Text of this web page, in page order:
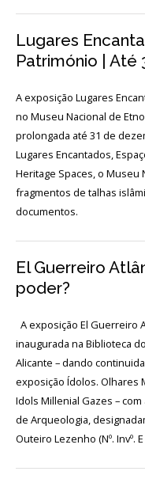
Arquivo
Início
MNA
ESCUTA
130
ANOS
DO
Exposições
Cooperação
LOJA
Lugares
Património | Até
A exposição Lugares
no Museu Nacional de
prolongada até 31 de
Lugares Encantados,
Heritage Spaces, o Museu
fragmentos de talhas
documentos.
El Guerreiro
poder?
A exposição El Guerreiro
inaugurada na Biblioteca
Alicante – dando
exposição Ídolos. Olhares
Idols Millenial Gazes –
de Arqueologia,
Outeiro Lezenho (Nº. Invº.